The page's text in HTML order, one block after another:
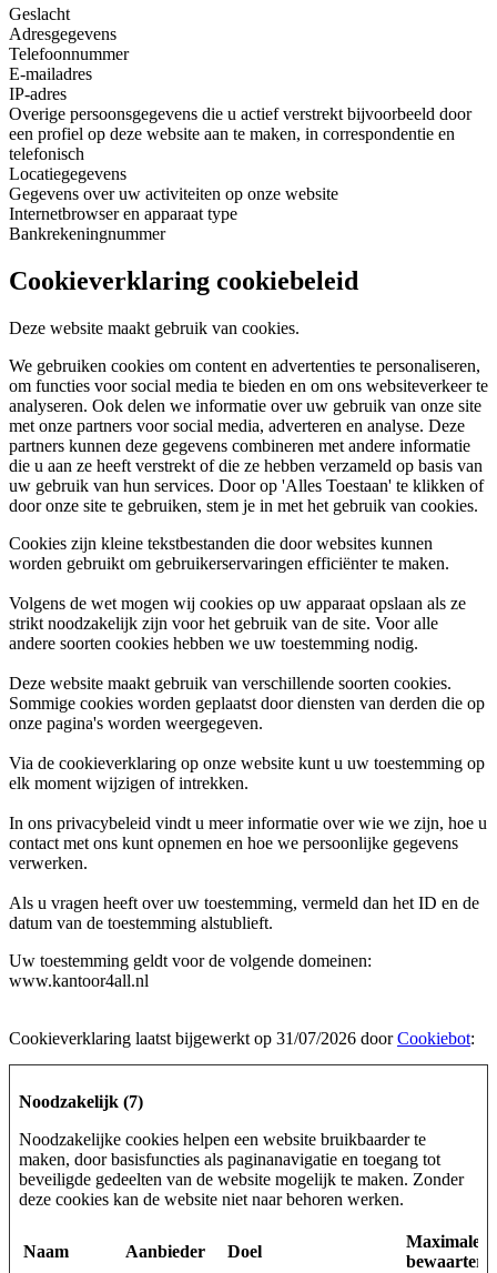
Geslacht
Adresgegevens
Telefoonnummer
E-mailadres
IP-adres
Overige persoonsgegevens die u actief verstrekt bijvoorbeeld door
een profiel op deze website aan te maken, in correspondentie en
telefonisch
Locatiegegevens
Gegevens over uw activiteiten op onze website
Internetbrowser en apparaat type
Bankrekeningnummer
Cookieverklaring cookiebeleid
Deze website maakt gebruik van cookies.
We gebruiken cookies om content en advertenties te personaliseren,
om functies voor social media te bieden en om ons websiteverkeer te
analyseren. Ook delen we informatie over uw gebruik van onze site
met onze partners voor social media, adverteren en analyse. Deze
partners kunnen deze gegevens combineren met andere informatie
die u aan ze heeft verstrekt of die ze hebben verzameld op basis van
uw gebruik van hun services. Door op 'Alles Toestaan' te klikken of
door onze site te gebruiken, stem je in met het gebruik van cookies.
Cookies zijn kleine tekstbestanden die door websites kunnen
worden gebruikt om gebruikerservaringen efficiënter te maken.
Volgens de wet mogen wij cookies op uw apparaat opslaan als ze
strikt noodzakelijk zijn voor het gebruik van de site. Voor alle
andere soorten cookies hebben we uw toestemming nodig.
Deze website maakt gebruik van verschillende soorten cookies.
Sommige cookies worden geplaatst door diensten van derden die op
onze pagina's worden weergegeven.
Via de cookieverklaring op onze website kunt u uw toestemming op
elk moment wijzigen of intrekken.
In ons privacybeleid vindt u meer informatie over wie we zijn, hoe u
contact met ons kunt opnemen en hoe we persoonlijke gegevens
verwerken.
Als u vragen heeft over uw toestemming, vermeld dan het ID en de
datum van de toestemming alstublieft.
Uw toestemming geldt voor de volgende domeinen:
www.kantoor4all.nl
Cookieverklaring laatst bijgewerkt op 31/07/2026 doorCookiebot:
Noodzakelijk (7)
Noodzakelijke cookies helpen een website bruikbaarder te
maken, door basisfuncties als paginanavigatie en toegang tot
beveiligde gedeelten van de website mogelijk te maken. Zonder
deze cookies kan de website niet naar behoren werken.
Naam Aanbieder Doel
Maximale